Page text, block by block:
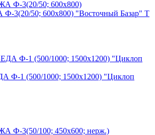
3(20/50; 600х800) "Восточный Базар" Т
Ф-1 (500/1000; 1500х1200) "Циклоп